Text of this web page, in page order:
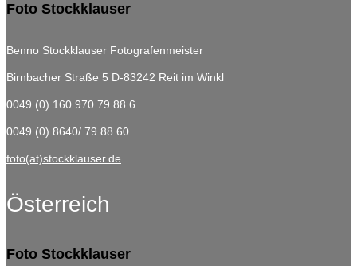
Foto Stockklauser
Benno Stockklauser Fotografenmeister
Birnbacher Straße 5 D-83242 Reit im Winkl
0049 (0) 160 970 79 88 6
0049 (0) 8640/ 79 88 60
foto(at)stockklauser.de
Österreich
Foto Stockklauser